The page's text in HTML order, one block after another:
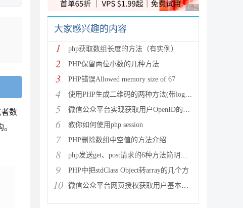
数
广告 商业广告，理性
大家感兴趣的内容
1 php获取数组长度的方法（有实例）
2 PHP保留两位小数的几种方法
3 PHP错误Allowed memory size of 67
4 使用PHP生成二维码的两种方法(带logo图像)
5 微信公众平台实现获取用户OpenID的方法
6 教你如何使用php session
7 PHP删除数组中空值的方法介绍
8 php发送get、post请求的6种方法简明总结
9 PHP中把stdClass Object转array的几个方
10 微信公众平台网页授权获取用户基本信息中授权回调域名设置的变动